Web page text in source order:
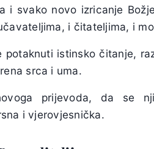
i svako novo izricanje
i čitateljima, i
istinsko čitanje,
srca i uma.
prijevoda, da se
i vjerovjesnička.